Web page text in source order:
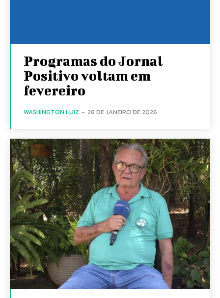
Programas do Jornal
Positivo voltam em
fevereiro
WASHINGTON LUIZ - 28 DE JANEIRO DE 2026